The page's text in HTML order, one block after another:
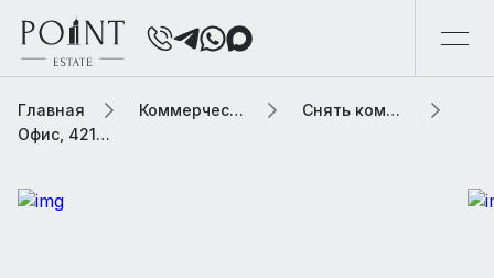
Главная Коммерческая элитная недвижимость
Снять коммерческую недвижимость
Офис, 4219 м2 В бизнес центре «Омега-1»